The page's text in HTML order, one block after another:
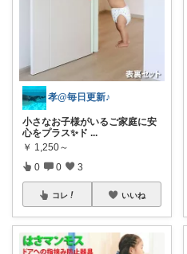
孝@毎日更新♪
小さなお子様がいるご家庭に安
心をプラス✨ド ...
￥ 1,250～
0 0 3
コレ いいね